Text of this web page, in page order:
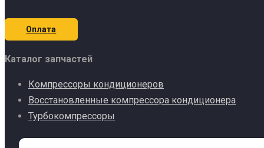
Оплата
Каталог запчастей
Компрессоры кондиционеров
Восстановленные компрессора кондиционера
Турбокомпрессоры